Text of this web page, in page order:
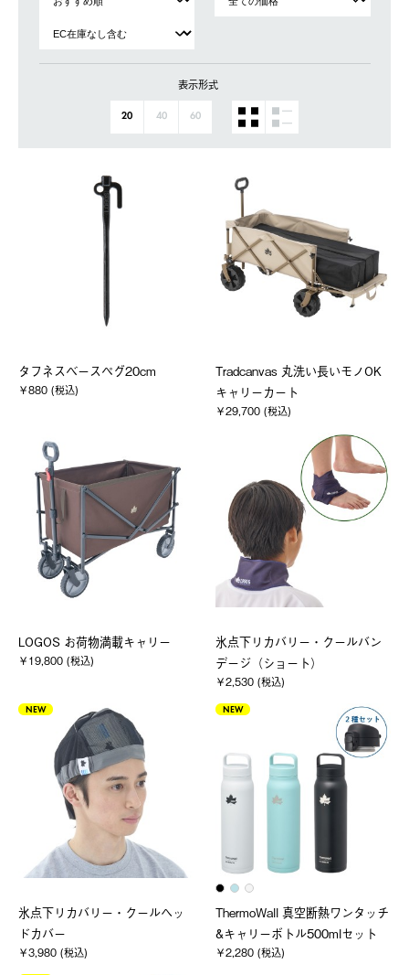
表示形式
20 40 60
タフネスベースペグ20cm
￥880 (税込)
Tradcanvas 丸洗い長いモノOK
キャリーカート
￥29,700 (税込)
LOGOS お荷物満載キャリー
￥19,800 (税込)
氷点下リカバリー・クールバン
デージ（ショート）
￥2,530 (税込)
NEW
氷点下リカバリー・クールヘッ
ドカバー
￥3,980 (税込)
NEW
ThermoWall 真空断熱ワンタッチ
&キャリーボトル500mlセット
￥2,280 (税込)